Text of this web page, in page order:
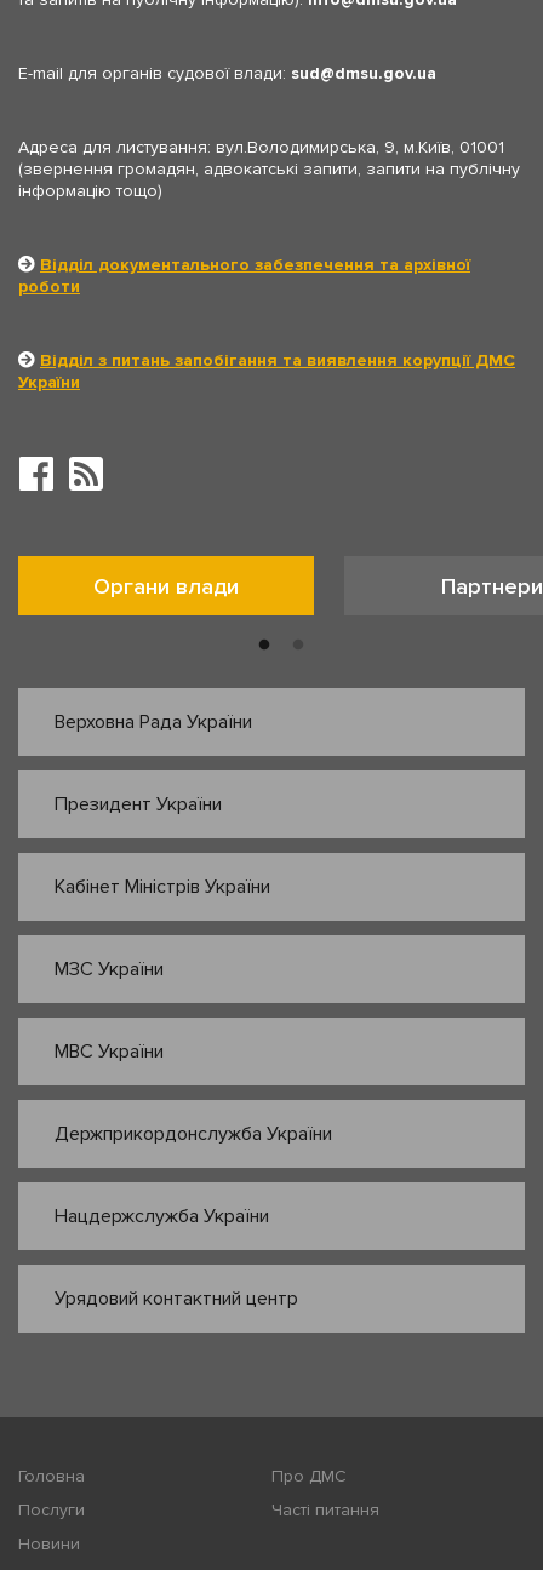
E-mail для органів судової влади: sud dmsu.gov.ua
Адреса для листування: вул.Володимирська, 9, м.Київ, 01001
(звернення громадян, адвокатські запити, запити на публічну
інформацію тощо)
Відділ документального забезпечення та архівної
роботи
Відділ з питань запобігання та виявлення корупції ДМС
України
Органи влади Партнери
Верховна Рада України
Президент України
Кабінет Міністрів України
МЗС України
МВС України
Держприкордонслужба України
Нацдержслужба України
Урядовий контактний центр
Головна
Про ДМС
Послуги
Часті питання
Новини